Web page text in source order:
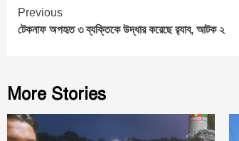
Continue
Reading
Previous
টেকনাফ অপহৃত ৩ ব্যক্তিকে উদ্ধার করেছে র‌্যাব, আটক ২
More Stories